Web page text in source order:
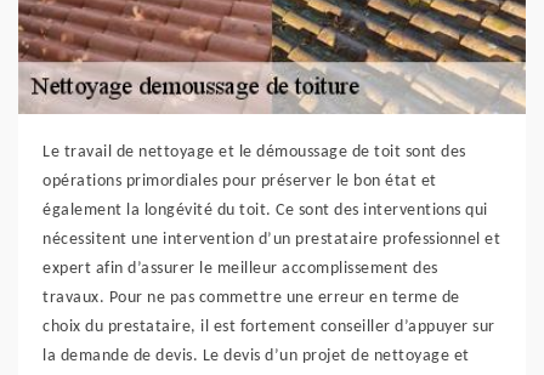
Le travail de nettoyage et le démoussage de toit sont des
opérations primordiales pour préserver le bon état et
également la longévité du toit. Ce sont des interventions qui
nécessitent une intervention d’un prestataire professionnel et
expert afin d’assurer le meilleur accomplissement des
travaux. Pour ne pas commettre une erreur en terme de
choix du prestataire, il est fortement conseiller d’appuyer sur
la demande de devis. Le devis d’un projet de nettoyage et